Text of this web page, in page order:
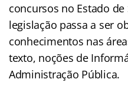
concursos no Estado
legislação passa a ser
conhecimentos nas
texto, noções de
Administração Pública.